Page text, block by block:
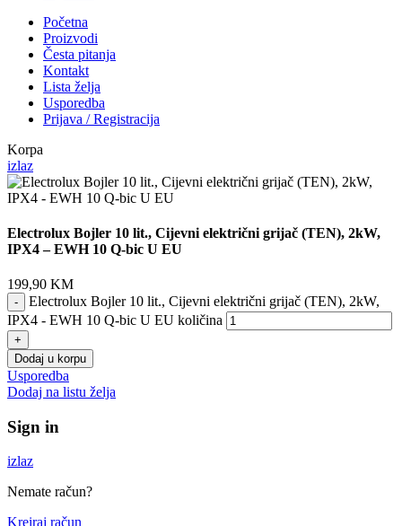
Početna
Proizvodi
Česta pitanja
Kontakt
Lista želja
Usporedba
Prijava / Registracija
Korpa
izlaz
Electrolux Bojler 10 lit., Cijevni električni grijač (TEN), 2kW,
IPX4 – EWH 10 Q-bic U EU
199,90 KM
Electrolux Bojler 10 lit., Cijevni električni grijač (TEN), 2kW,
IPX4 - EWH 10 Q-bic U EU količina
Dodaj u korpu
Usporedba
Dodaj na listu želja
Sign in
izlaz
Nemate račun?
Kreiraj račun